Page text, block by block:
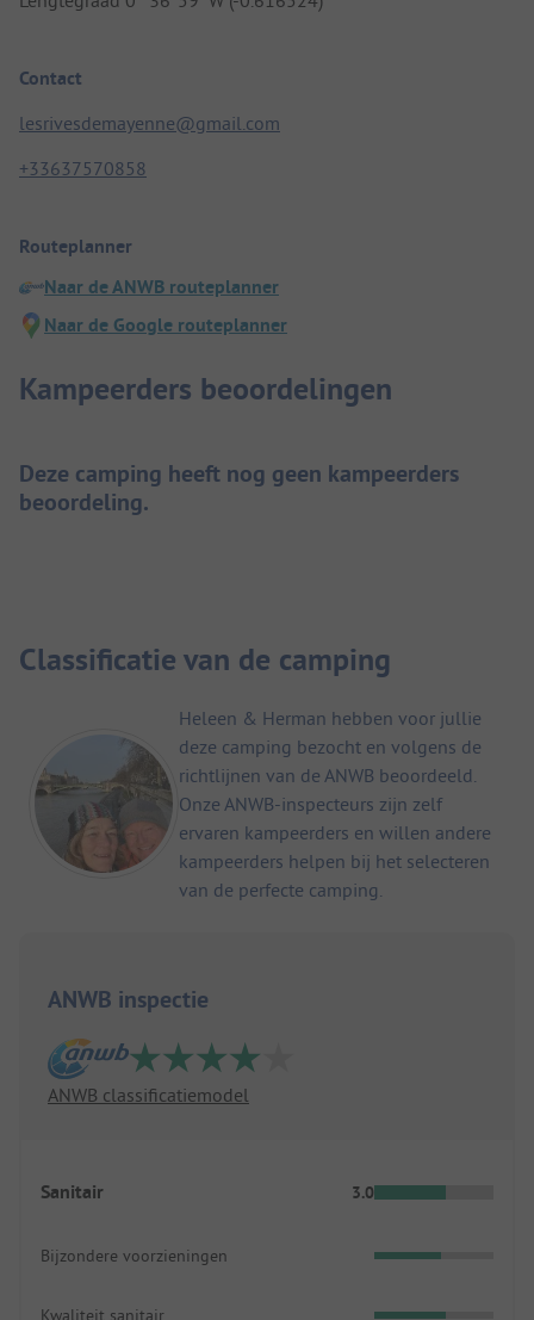
Contact
lesrivesdemayenne@gmail.com
+33637570858
Routeplanner
Naar de ANWB routeplanner
Naar de Google routeplanner
Kampeerders beoordelingen
Deze camping heeft nog geen kampeerders
beoordeling.
Classificatie van de camping
Heleen & Herman hebben voor jullie
deze camping bezocht en volgens de
richtlijnen van de ANWB beoordeeld.
Onze ANWB-inspecteurs zijn zelf
ervaren kampeerders en willen andere
kampeerders helpen bij het selecteren
van de perfecte camping.
ANWB inspectie
ANWB classificatiemodel
Sanitair 3.0
Bijzondere voorzieningen
Kwaliteit sanitair